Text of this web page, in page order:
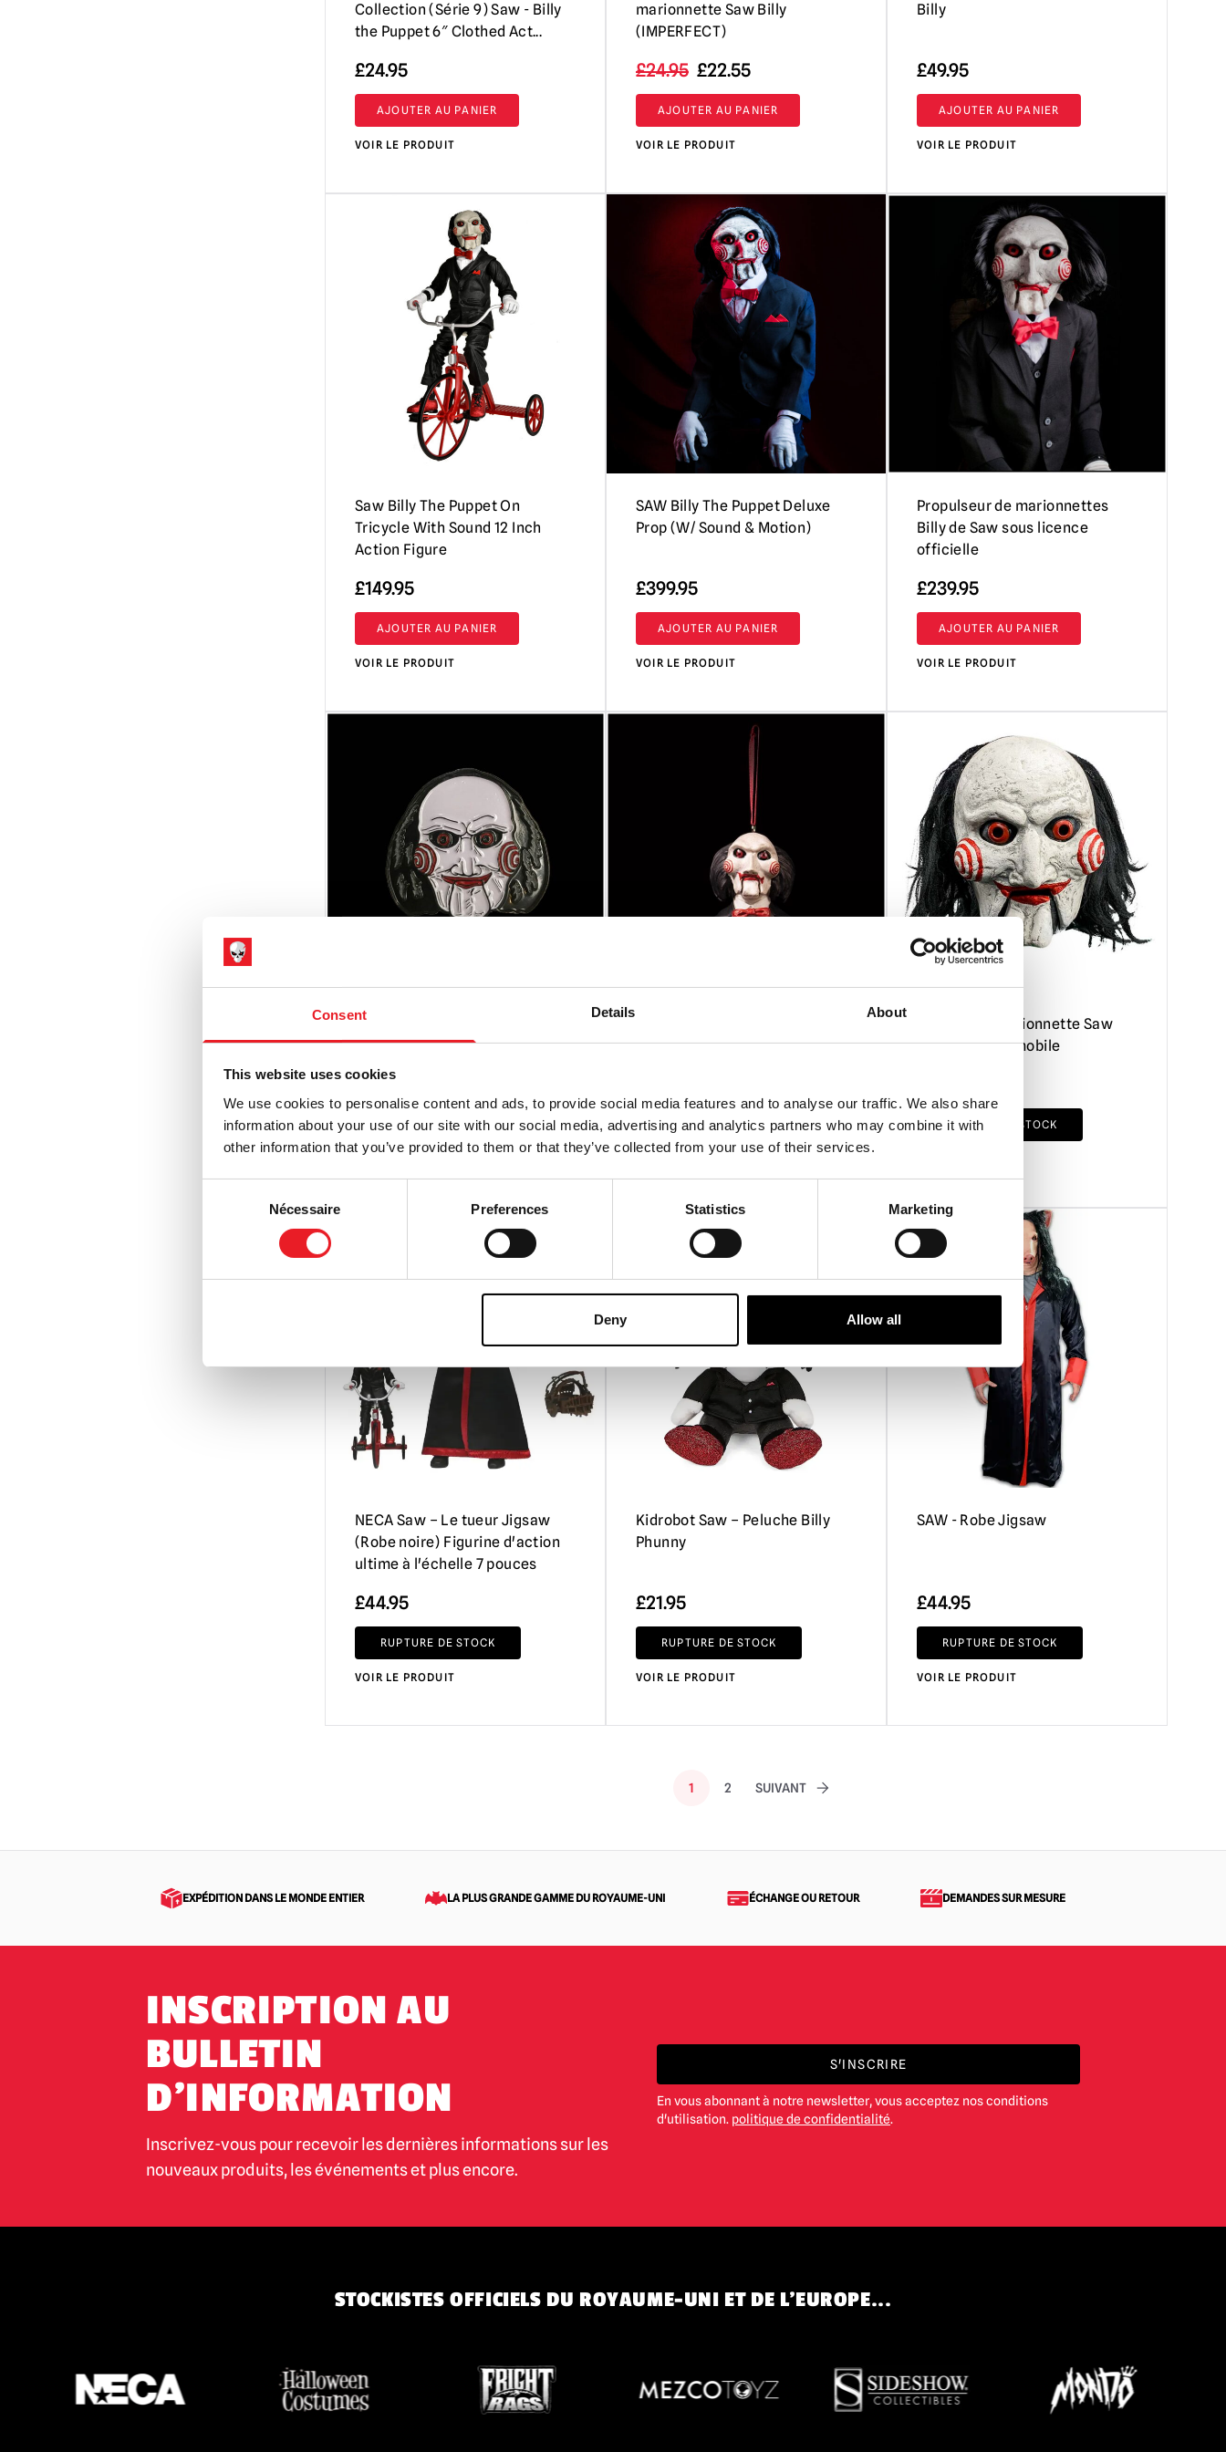
Consent Details About
This website uses cookies
We use cookies to personalise content and ads, to provide social media features and to analyse our traffic. We also share
information about your use of our site with our social media, advertising and analytics partners who may combine it with
other information that you’ve provided to them or that they’ve collected from your use of their services.
Nécessaire Preferences Statistics Marketing
Deny Allow all
Collection (Série 9) Saw - Billy
the Puppet 6″ Clothed Act...
£24.95
AJOUTER AU PANIER
VOIR LE PRODUIT
marionnette Saw Billy
(IMPERFECT)
£24.95 Le
prix
initial
était
24,95
£.
£22.55Le
prix
actuel
22,55 £.
AJOUTER AU PANIER
VOIR LE PRODUIT
Billy
£49.95
AJOUTER AU PANIER
VOIR LE PRODUIT
Saw Billy The Puppet On
Tricycle With Sound 12 Inch
Action Figure
£149.95
AJOUTER AU PANIER
VOIR LE PRODUIT
SAW Billy The Puppet Deluxe
Prop (W/ Sound & Motion)
£399.95
AJOUTER AU PANIER
VOIR LE PRODUIT
Propulseur de marionnettes
Billy de Saw sous licence
officielle
£239.95
AJOUTER AU PANIER
VOIR LE PRODUIT
SAW Billy Puppet Epingle en
émail
£12.95
AJOUTER AU PANIER
VOIR LE PRODUIT
marionnette Saw Billy
AJOUTER AU PANIER
VOIR LE PRODUIT
Masque de marionnette Saw
Billy - Bouche mobile
RUPTURE DE STOCK
NECA Saw – Le tueur Jigsaw
(Robe noire) Figurine d'action
ultime à l'échelle 7 pouces
£44.95
RUPTURE DE STOCK
VOIR LE PRODUIT
Kidrobot Saw – Peluche Billy
Phunny
£21.95
RUPTURE DE STOCK
VOIR LE PRODUIT
SAW - Robe Jigsaw
£44.95
RUPTURE DE STOCK
VOIR LE PRODUIT
1 2 SUIVANT
EXPÉDITION DANS LE MONDE ENTIER LA PLUS GRANDE GAMME DU ROYAUME-UNI ÉCHANGE OU RETOUR DEMANDES SUR MESURE
INSCRIPTION AU
BULLETIN
D'INFORMATION
Inscrivez-vous pour recevoir les dernières informations sur les
nouveaux produits, les événements et plus encore.
S'INSCRIRE
En vous abonnant à notre newsletter, vous acceptez nos conditions
d'utilisation. politique de confidentialité.
STOCKISTES OFFICIELS DU ROYAUME-UNI ET DE L'EUROPE...